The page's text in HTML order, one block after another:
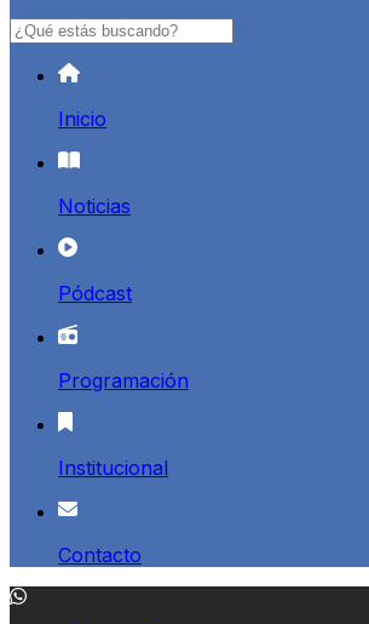
Inicio
Noticias
Pódcast
Programación
Institucional
Contacto